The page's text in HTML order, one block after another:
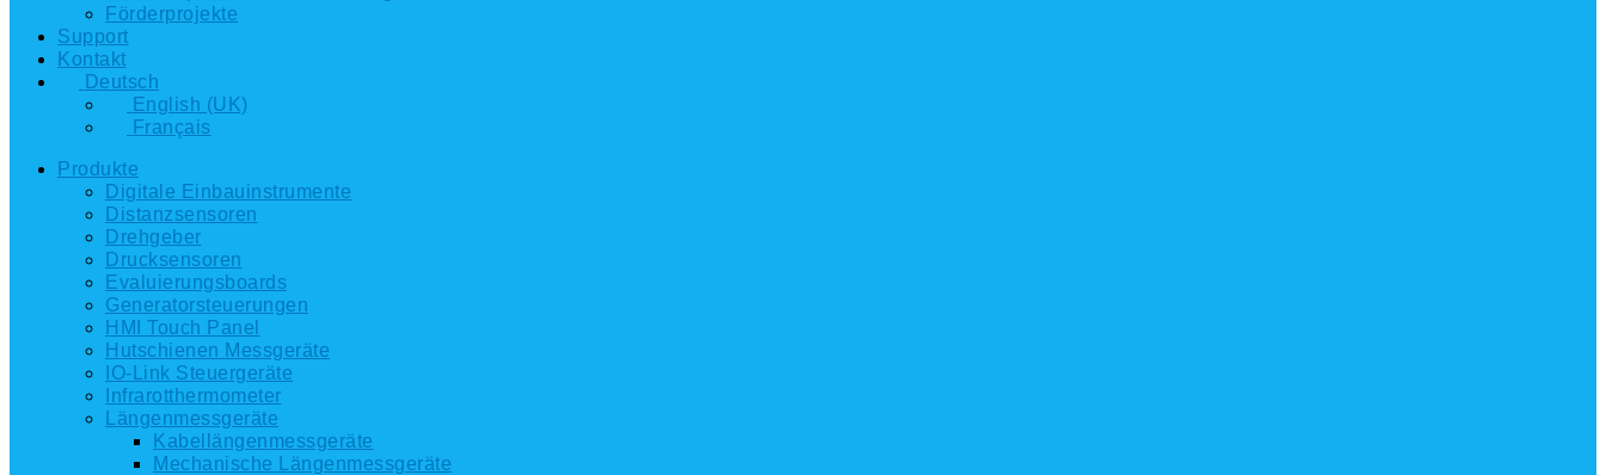
Förderprojekte
Support
Kontakt
Deutsch
English (UK)
Français
Produkte
Digitale Einbauinstrumente
Distanzsensoren
Drehgeber
Drucksensoren
Evaluierungsboards
Generatorsteuerungen
HMI Touch Panel
Hutschienen Messgeräte
IO-Link Steuergeräte
Infrarotthermometer
Längenmessgeräte
Kabellängenmessgeräte
Mechanische Längenmessgeräte